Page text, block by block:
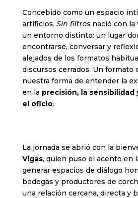
Concebido como un espacio
artificios, Sin filtrosnació con la
un entorno distinto: un lugar
encontrarse, conversar y
alejados de los formatos
discursos cerrados. Un formato
nuestra forma de entender la
en la precisión, la sensibilidad
el oficio.
La jornada se abrió con la
Vigas, quien puso el acento en
generar espacios de diálogo
bodegas y productores de
una relación cercana, directa y